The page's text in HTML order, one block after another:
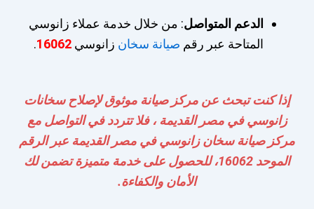
الدعم المتواصل: من خلال خدمة عملاء زانوسي
المتاحة عبر رقم صيانة سخان زانوسي 16062
.
إذا كنت تبحث عن مركز صيانة موثوق لإصلاح سخانات
زانوسي في مصر القديمة ، فلا تتردد في التواصل مع
مركز صيانة سخان زانوسي في مصر القديمة عبر الرقم
الموحد 16062، للحصول على خدمة متميزة تضمن لك
الأمان والكفاءة.